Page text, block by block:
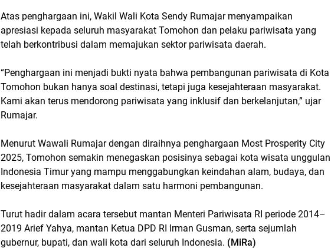
Atas penghargaan ini, Wakil Wali Kota Sendy Rumajar menyampaikan
apresiasi kepada seluruh masyarakat Tomohon dan pelaku pariwisata yang
telah berkontribusi dalam memajukan sektor pariwisata daerah.
“Penghargaan ini menjadi bukti nyata bahwa pembangunan pariwisata di Kota
Tomohon bukan hanya soal destinasi, tetapi juga kesejahteraan masyarakat.
Kami akan terus mendorong pariwisata yang inklusif dan berkelanjutan,” ujar
Rumajar.
Menurut Wawali Rumajar dengan diraihnya penghargaan Most Prosperity City
2025, Tomohon semakin menegaskan posisinya sebagai kota wisata unggulan
Indonesia Timur yang mampu menggabungkan keindahan alam, budaya, dan
kesejahteraan masyarakat dalam satu harmoni pembangunan.
Turut hadir dalam acara tersebut mantan Menteri Pariwisata RI periode 2014–
2019 Arief Yahya, mantan Ketua DPD RI Irman Gusman, serta sejumlah
gubernur, bupati, dan wali kota dari seluruh Indonesia. (MiRa)